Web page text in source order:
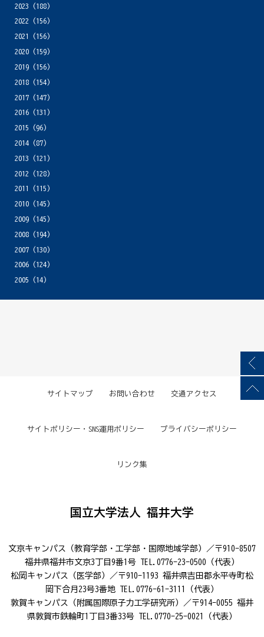
2023 (188)
2022 (156)
2021
(156)
2020(159)
2019(156)
2018(154)
2017(147)
2016(131)
2015 (96)
2014(87)
2013 (121)
2012 (128)
2011
(115)
2010(145)
2009(145)
2008(194)
2007(130)
2006(124)
2005 (14)
サイトマップ お問い合わせ 交通アクセス
サイトポリシー・SNS運用ポリシー プライバシーポリシー
リンク集
国立大学法人 福井大学
文京キャンパス（教育学部・工学部・国際地域学部）／〒910-8507
福井県福井市文京3丁目9番1号 TEL.0776-23-0500（代表）
松岡キャンパス（医学部）／〒910-1193 福井県吉田郡永平寺町松
岡下合月23号3番地 TEL.0776-61-3111（代表）
敦賀キャンパス（附属国際原子力工学研究所）／〒914-0055 福井
県敦賀市鉄輪町1丁目3番33号 TEL.0770-25-0021（代表）